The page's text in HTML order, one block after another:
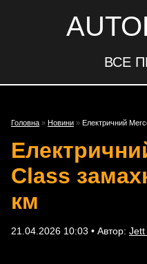
ВСЕ
Головна » Новини » Електричний
Class
км
21.04.2026 10:03 • Автор: Jett